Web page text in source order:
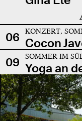
06 KONZERT,
Cocon
09
SOMMER IM
Yoga an